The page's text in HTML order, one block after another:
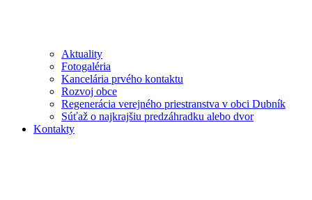
Aktuality
Fotogaléria
Kancelária prvého kontaktu
Rozvoj obce
Regenerácia verejného priestranstva v obci Dubník
Súťaž o najkrajšiu predzáhradku alebo dvor
Kontakty